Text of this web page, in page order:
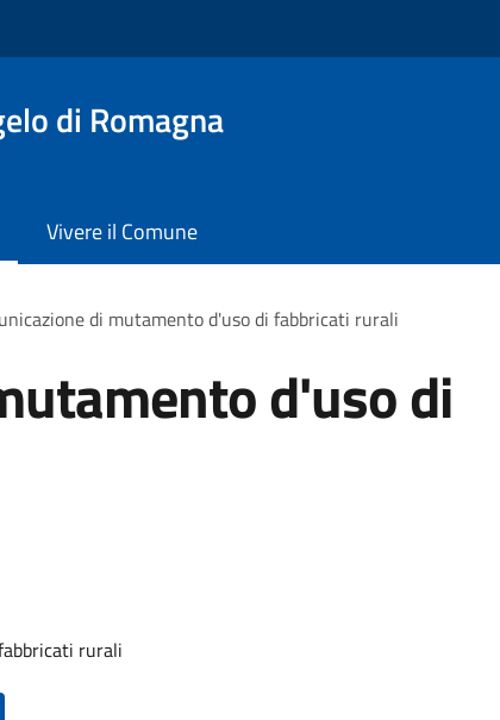
di Romagna
Vivere il Comune
di mutamento d'uso di fabbricati rurali
d'uso di
rurali